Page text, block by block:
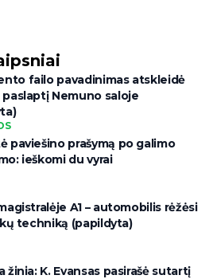
failo pavadinimas atskleidė
Nemuno saloje
paviešino prašymą po galimo
ieškomi du vyrai
A1 – automobilis rėžėsi
techniką (papildyta)
žinia: K. Evansas pasirašė sutartį